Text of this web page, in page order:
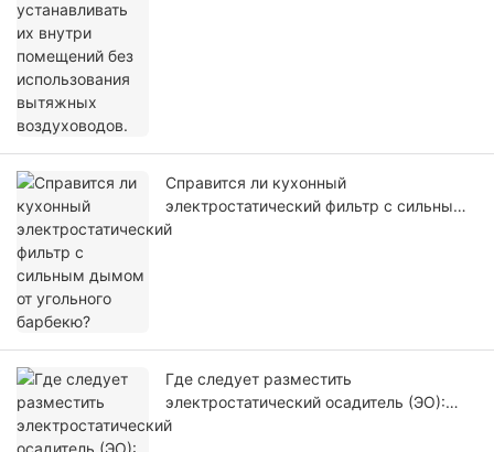
Справится ли кухонный
электростатический фильтр с сильным
дымом от угольного барбекю?
Где следует разместить
электростатический осадитель (ЭО):
рядом с вытяжным колпаком или